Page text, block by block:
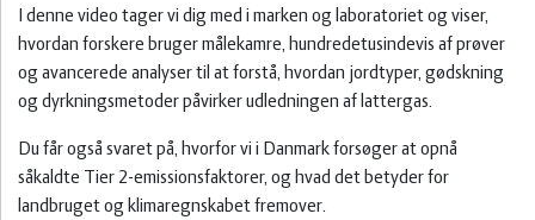
Tool
Bæredygtighed
Innovation
I denne video tager vi dig med i marken og laboratoriet og viser,
hvordan forskere bruger målekamre, hundredetusindevis af prøver
og avancerede analyser til at forstå, hvordan jordtyper, gødskning
og dyrkningsmetoder påvirker udledningen af lattergas.
Du får også svaret på, hvorfor vi i Danmark forsøger at opnå
såkaldte Tier 2-emissionsfaktorer, og hvad det betyder for
landbruget og klimaregnskabet fremover.